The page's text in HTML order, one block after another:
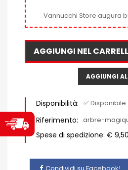
Vannucchi Store augura
AGGIUNGI NEL
AGGIUNGI
Disponibilità: ✅ Disponibile
Riferimento: arbre-
Spese di spedizione: € 9,50